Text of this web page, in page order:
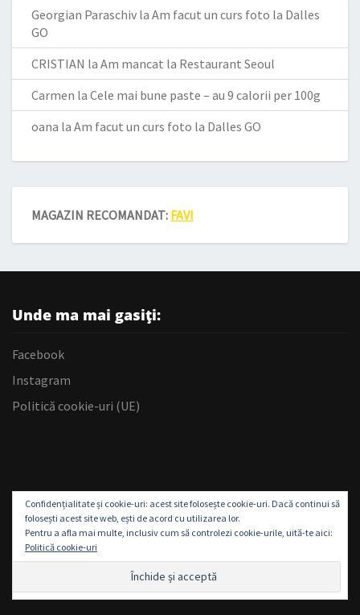
Georgian Paraschiv la Am facut un curs foto la Dalles
GO
CRISTIAN la Am mancat la Restaurant Seoul
Carmen la Cele mai bune paste – au 9 calorii per 100g
oana la Am facut un curs foto la Dalles GO
MAGAZIN RECOMANDAT: FAVI
Unde ma mai gasiți:
Facebook
Instagram
Politică cookie-uri (UE)
Confidențialitate și cookie-uri: acest site folosește cookie-uri. Dacă continui să
folosești acest site web, ești de acord cu utilizarea lor.
Pentru a afla mai multe, inclusiv cum să controlezi cookie-urile, uită-te aici:
Politică cookie-uri